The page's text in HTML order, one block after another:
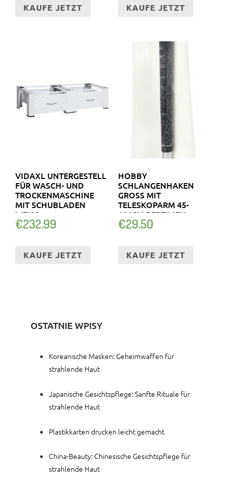
KAUFE JETZT KAUFE JETZT
VIDAXL UNTERGESTELL
FÜR WASCH- UND
TROCKENMASCHINE
MIT SCHUBLADEN
WEISS
€232.99
KAUFE JETZT
HOBBY
SCHLANGENHAKEN
GROSS MIT T
ELESKOPARM 45-1
04CM REPTILIEN T
ERRARIUM S
€29.50
KAUFE JETZT
OSTATNIE WPISY
Koreanische Masken: Geheimwaffen für
strahlende Haut
Japanische Gesichtspflege: Sanfte Rituale für
strahlende Haut
Plastikkarten drucken leicht gemacht
China-Beauty: Chinesische Gesichtspflege für
strahlende Haut